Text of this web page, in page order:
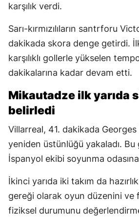
karşılık verdi.
Sarı-kırmızılıların santrforu
dakikada skora denge getirdi.
karşılıklı gollerle yükselen
dakikalarına kadar devam etti.
Mikautadze ilk yarıda
belirledi
Villarreal, 41. dakikada
yeniden üstünlüğü yakaladı. Bu
İspanyol ekibi soyunma
İkinci yarıda iki takım da
gereği olarak oyun düzenini ve
fiziksel durumunu